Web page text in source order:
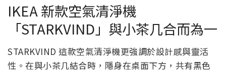
IKEA 新款空氣清淨機
「STARKVIND」與小茶几合而為一
STARKVIND 這款空氣清淨機更強調於設計感與靈活
性。在與小茶几結合時，隱身在桌面下方，共有黑色